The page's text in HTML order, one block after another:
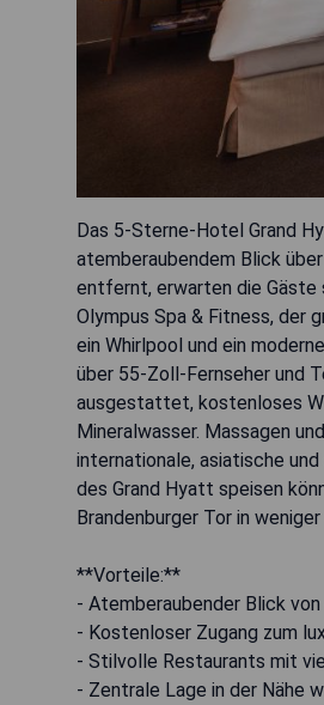
Das 5-Sterne-Hotel Grand
atemberaubendem Blick
entfernt, erwarten die Gäste
Olympus Spa & Fitness, der
ein Whirlpool und ein
über 55-Zoll-Fernseher und
ausgestattet, kostenloses
Mineralwasser. Massagen
internationale, asiatische
des Grand Hyatt speisen
Brandenburger Tor in
**Vorteile:**
- Atemberaubender Blick von
- Kostenloser Zugang zum
- Stilvolle Restaurants mit
- Zentrale Lage in der Nähe